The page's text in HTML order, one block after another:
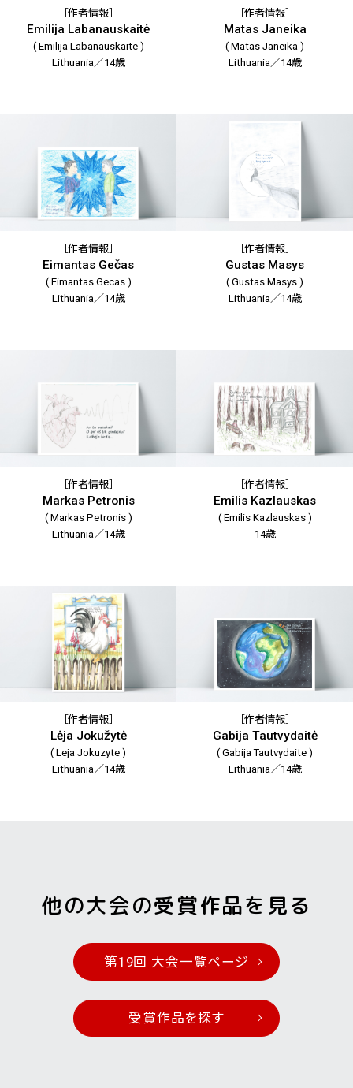
［作者情報］
Emilija Labanauskaitė
( Emilija Labanauskaite )
Lithuania／14歳
［作者情報］
Matas Janeika
( Matas Janeika )
Lithuania／14歳
［作者情報］
Eimantas Gečas
( Eimantas Gecas )
Lithuania／14歳
［作者情報］
Gustas Masys
( Gustas Masys )
Lithuania／14歳
［作者情報］
Markas Petronis
( Markas Petronis )
Lithuania／14歳
［作者情報］
Emilis Kazlauskas
( Emilis Kazlauskas )
14歳
［作者情報］
Lėja Jokužytė
( Leja Jokuzyte )
Lithuania／14歳
［作者情報］
Gabija Tautvydaitė
( Gabija Tautvydaite )
Lithuania／14歳
他の大会の受賞作品を見る
第19回 大会一覧ページ
受賞作品を探す